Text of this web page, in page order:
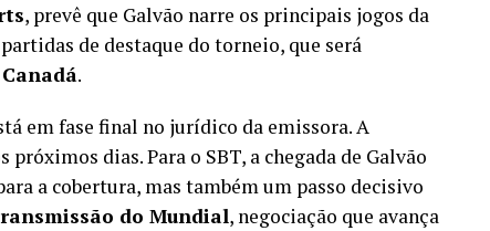
, prevê que Galvão narre os principais jogos da
de destaque do torneio, que será
.
em fase final no jurídico da emissora. A
dias. Para o SBT, a chegada de Galvão
a cobertura, mas também um passo decisivo
do Mundial, negociação que avança